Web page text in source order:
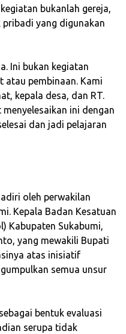
bukanlah gereja,
yang digunakan
Ini bukan kegiatan
atau pembinaan. Kami
kepala desa, dan RT.
ini dengan
dan jadi pelajaran
oleh perwakilan
Kepala Badan Kesatuan
Kabupaten Sukabumi,
yang mewakili Bupati
atas inisiatif
semua unsur
bentuk evaluasi
serupa tidak